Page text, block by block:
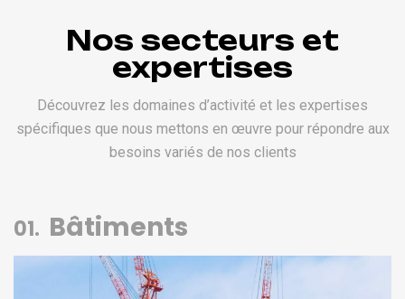
Nos secteurs et
expertises
Découvrez les domaines d’activité et les expertises
spécifiques que nous mettons en œuvre pour répondre aux
besoins variés de nos clients
01. Bâtiments